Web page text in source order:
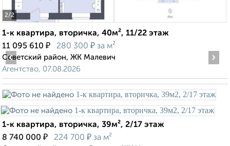
2/2
1-к квартира, вторичка, 40м², 11/22 этаж
11 095 610 ₽ 280 300 ₽ за м²
Советский район, ЖК Малевич
Агентство, 07.08.2026
‹ ›
1-к квартира, вторичка, 39м², 2/17 этаж
8 740 000 ₽ 224 700 ₽ за м²